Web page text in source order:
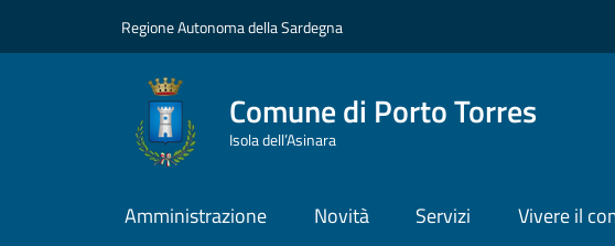
Regione Autonoma della Sardegna
Comune di Porto Torres
Isola dell’Asinara
Amministrazione Novità Servizi Vivere il